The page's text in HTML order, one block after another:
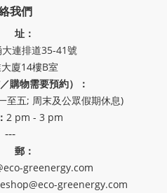
我們
址：
連排道35-41號
廈14樓B室
購物需要預約）：
至五; 周末及公眾假期休息)
2 pm - 3 pm
---
郵：
greenergy.com
eshop@eco-greenergy.com